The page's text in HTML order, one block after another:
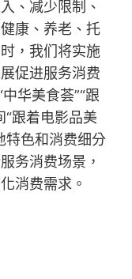
、减少限制、
康、养老、托
，我们将实施
促进服务消费
华美食荟”“跟
“跟着电影品美
特色和消费细分
务消费场景，
消费需求。